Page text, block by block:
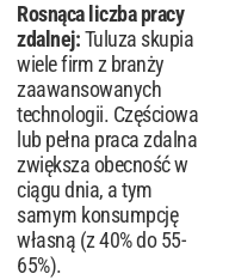
Rosnąca liczba pracy
zdalnej:Tuluza skupia
wiele firm z branży
zaawansowanych
technologii. Częściowa
lub pełna praca zdalna
zwiększa obecność w
ciągu dnia, a tym
samym konsumpcję
własną (z 40% do 55-
65%).